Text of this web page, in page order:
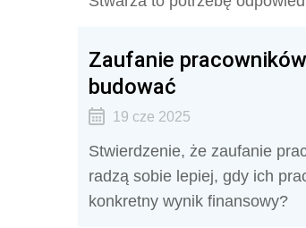
Zaufanie
budować
19 cze 2025
Stwierdzenie, że zaufanie
radzą sobie lepiej, gdy ich
konkretny wynik finansowy?